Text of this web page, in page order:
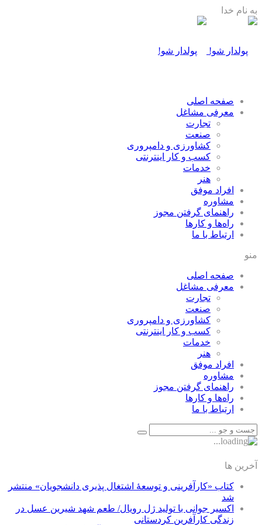
به نام خدا
صفحه اصلی
معرفی مشاغل
تجارت
صنعت
كشاورزی و دامپروری
كسب و كار اينترنتی
خدمات
هنر
افراد موفق
مشاوره
راهنمای گرفتن مجوز
راه‌ها و كارها
ارتباط با ما
منو
صفحه اصلی
معرفی مشاغل
تجارت
صنعت
كشاورزی و دامپروری
كسب و كار اينترنتی
خدمات
هنر
افراد موفق
مشاوره
راهنمای گرفتن مجوز
راه‌ها و كارها
ارتباط با ما
آخرین ها
کتاب «کارآفرینی و توسعۀ اشتغال پذیری دانشجویان» منتشر
شد
اکسیر جوانی با تولید ژل رویال/ طعم شهد شیرین عسل‌ در
زندگی کارآفرین کردستانی